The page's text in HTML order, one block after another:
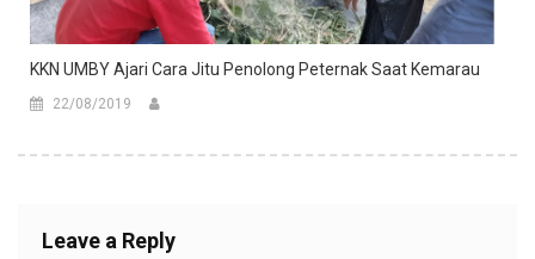
KKN UMBY Ajari Cara Jitu Penolong Peternak Saat Kemarau
22/08/2019
Leave a Reply